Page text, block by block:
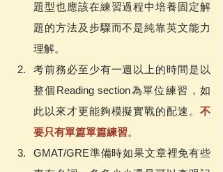
題型也應該在練習過程中培養固定解
題的方法及步驟而不是純靠英文能力
理解。
考前務必至少有一週以上的時間是以
整個Reading section為單位練習，如
此以來才更能夠模擬實戰的配速。 不
要只有單篇單篇練習。
GMAT/GRE準備時如果文章裡免有些